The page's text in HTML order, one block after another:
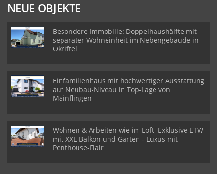
NEUE OBJEKTE
Besondere Immobilie: Doppelhaushälfte mit
separater Wohneinheit im Nebengebäude in
Okriftel
Einfamilienhaus mit hochwertiger Ausstattung
auf Neubau-Niveau in Top-Lage von
Mainflingen
Wohnen & Arbeiten wie im Loft: Exklusive ETW
mit XXL-Balkon und Garten - Luxus mit
Penthouse-Flair